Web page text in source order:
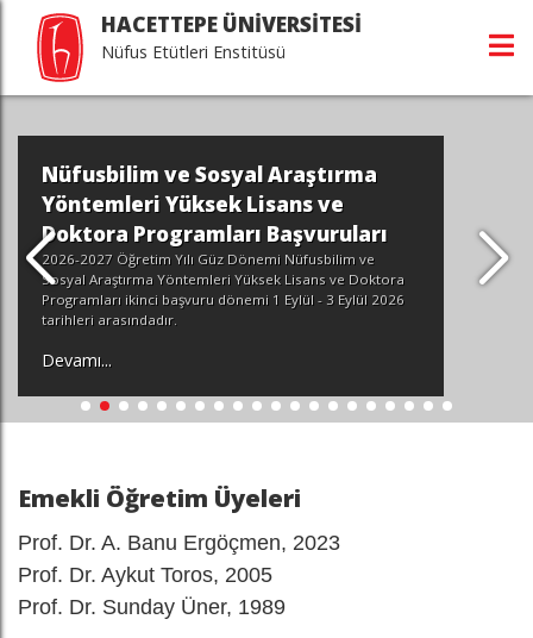
HACETTEPE ÜNİVERSİTESİ
Nüfus Etütleri Enstitüsü
Nüfusbilim ve Sosyal Araştırma
Yöntemleri Yüksek Lisans ve
Doktora Programları Başvuruları
2026-2027 Öğretim Yılı Güz Dönemi Nüfusbilim ve
Sosyal Araştırma Yöntemleri Yüksek Lisans ve Doktora
Programları ikinci başvuru dönemi 1 Eylül - 3 Eylül 2026
tarihleri arasındadır.
Devamı...
Emekli Öğretim Üyeleri
Prof. Dr. A. Banu Ergöçmen, 2023
Prof. Dr. Aykut Toros, 2005
Prof. Dr. Sunday Üner, 1989